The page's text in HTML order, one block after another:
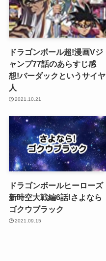
ドラゴンボール超!漫画Vジ
ャンプ77話のあらすじ感
想!バーダックというサイヤ
人
2021.10.21
ドラゴンボールヒーローズ
新時空大戦編6話!さよなら
ゴクウブラック
2021.09.15